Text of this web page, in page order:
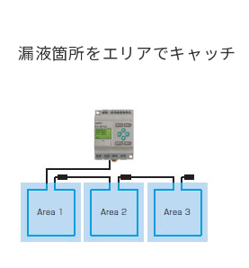
漏液箇所をエリアでキャッチ